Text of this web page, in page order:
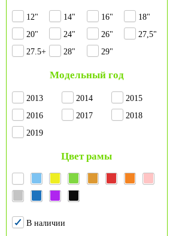
12" 14" 16"
18"
20"
24" 26"
27,5"
27.5+
28" 29"
Модельный год
2013 2014
2015
2016
2017
2018
2019
Цвет рамы
В наличии